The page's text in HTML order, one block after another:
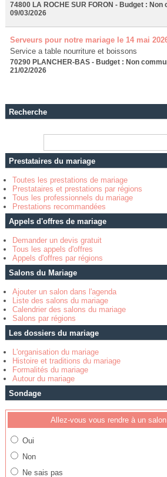
74800 LA ROCHE SUR FORON - Budget :
09/03/2026
Serveurs pour notre mariage le 14 mai
Service a table nourriture et boissons
70290 PLANCHER-BAS - Budget : Non
21/02/2026
Recherche
Prestataires du mariage
Toutes les prestations de mariage
Prestataires et prestations par régions
Tous les professionnels du mariage
Prestations recommandées
Appels d'offres de mariage
Demander un devis gratuit
Tous les appels d'offres
Appels d'offres par régions
Salons du Mariage
Ajouter un salon dans l'agenda
Liste des salons du mariage
Calendrier des salons du mariage
Salons par régions
Les dossiers du mariage
L'organisation du mariage
Histoire et traditions du mariage
Formalités du mariage
Autour du mariage
Sondage
Allez-vous vous rendre à un
Oui
Non
Ne sais pas